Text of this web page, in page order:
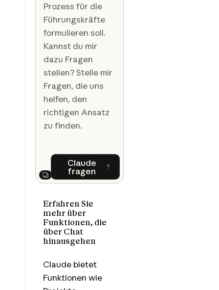
Prozess für die
Führungskräfte
formulieren soll.
Kannst du mir
dazu Fragen
stellen? Stelle mir
Fragen, die uns
helfen, den
richtigen Ansatz
zu finden.
Next
Claude
fragenClaude fragen
Erfahren Sie
mehr über
Funktionen, die
über Chat
hinausgehen
Claude bietet
Funktionen wie